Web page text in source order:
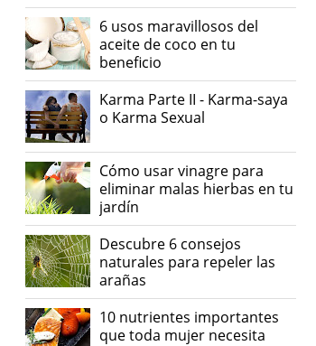
6 usos maravillosos del
aceite de coco en tu
beneficio
Karma Parte II - Karma-saya
o Karma Sexual
Cómo usar vinagre para
eliminar malas hierbas en tu
jardín
Descubre 6 consejos
naturales para repeler las
arañas
10 nutrientes importantes
que toda mujer necesita